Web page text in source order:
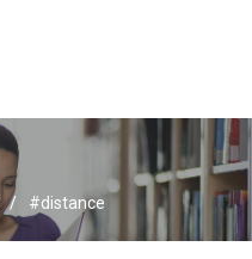
#distance